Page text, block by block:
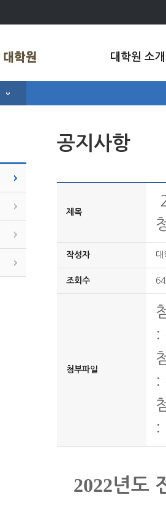
대학원 소개
공지사항
제목
작성자 대
조회수
첨부파일
:
:
:
2022년도